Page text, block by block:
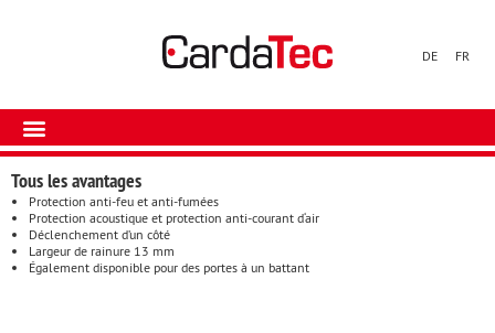
DE FR
Tous les avantages​
Protection anti-feu et anti-fumées
Protection acoustique et protection anti-courant d‘air
Déclenchement d’un côté
Largeur de rainure 13 mm
Également disponible pour des portes à un battant